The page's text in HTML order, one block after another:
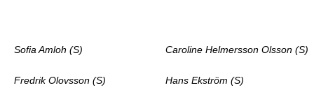
Sofia Amloh (S) Caroline Helmersson Olsson (S)
Fredrik Olovsson (S) Hans Ekström (S)